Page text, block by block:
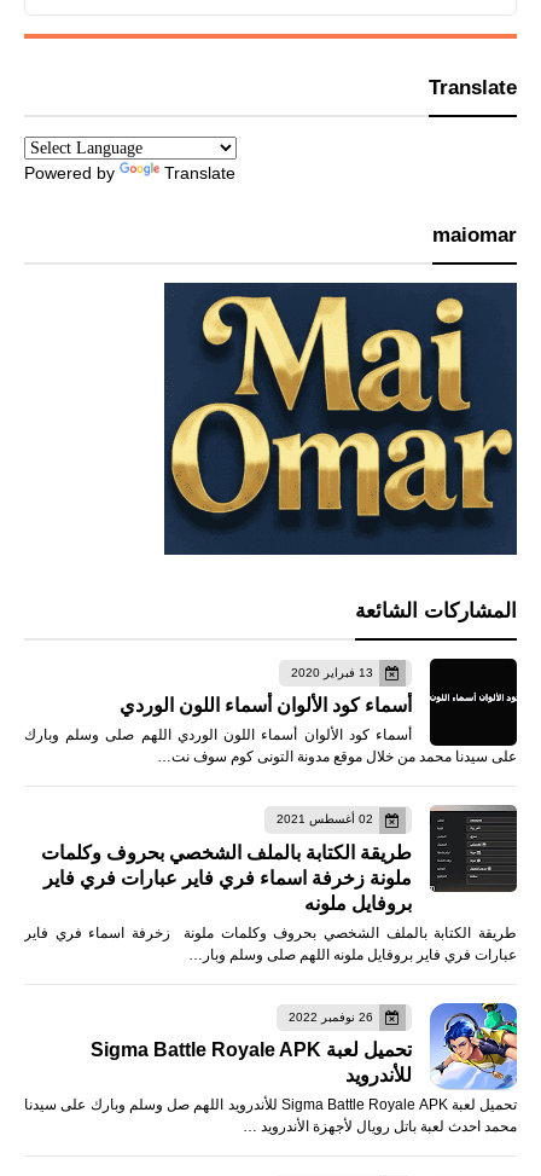
Translate
Powered by Translate
maiomar
المشاركات الشائعة
13 فبراير 2020
أسماء كود الألوان أسماء اللون الوردي
أسماء كود الألوان أسماء اللون الوردي اللهم صلى وسلم وبارك
على سيدنا محمد من خلال موقع مدونة التونى كوم سوف نت…
02 أغسطس 2021
طريقة الكتابة بالملف الشخصي بحروف وكلمات
ملونة زخرفة اسماء فري فاير عبارات فري فاير
بروفايل ملونه
طريقة الكتابة بالملف الشخصي بحروف وكلمات ملونة زخرفة اسماء فري فاير
عبارات فري فاير بروفايل ملونه اللهم صلى وسلم وبار…
26 نوفمبر 2022
تحميل لعبة Sigma Battle Royale APK
للأندرويد
تحميل لعبة Sigma Battle Royale APK للأندرويد اللهم صل وسلم وبارك على سيدنا
محمد احدث لعبة باتل رويال لأجهزة الأندرويد …